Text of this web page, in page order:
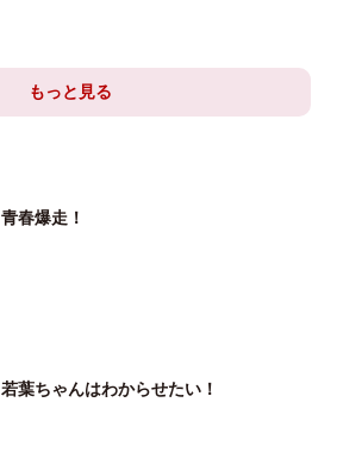
もっと見る
青春爆走！
若葉ちゃんはわからせたい！